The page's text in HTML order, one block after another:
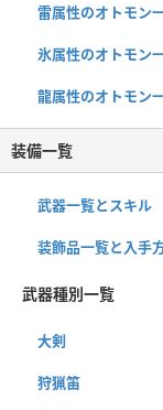
雷属性のオトモン
氷属性のオトモン
龍属性のオトモン
装備一覧
武器一覧とスキル
装飾品一覧と入手
武器種別一覧
大剣
狩猟笛